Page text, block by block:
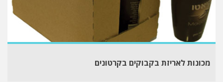
מכונות לאריזת בקבוקים בקרטונים